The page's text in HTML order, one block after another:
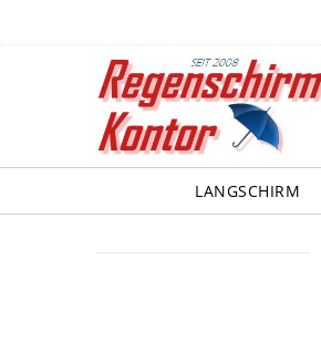
LANGSCHIRM